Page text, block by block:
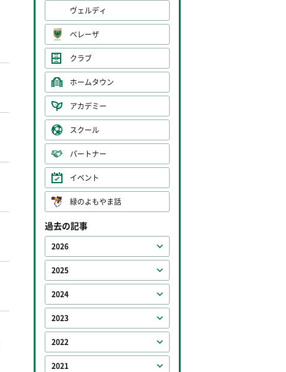
ヴェルディ
ベレーザ
クラブ
ホームタウン
アカデミー
スクール
パートナー
イベント
緑のよもやま話
過去の記事
2026
2025
2024
2023
2022
2021